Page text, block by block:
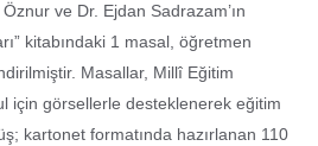
ve Dr. Ejdan Sadrazam’ın
kitabındaki 1 masal, öğretmen
Masallar, Millî Eğitim
için görsellerle desteklenerek eğitim
kartonet formatında hazırlanan 110